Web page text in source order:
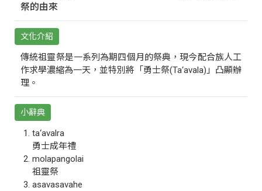
祭的由來
文化介紹
傳統祖靈祭是一系列為期四個月的祭典，現今配合族人工
作求學濃縮為一天，並特別將「勇士祭(Ta‘avala)」凸顯辦
理。
小辭典
ta‘avalra
勇士成年禮
molapangolai
祖靈祭
asavasavahe